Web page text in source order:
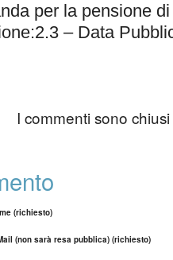
per la pensione
– Data
I commenti sono chiusi
(richiesto)
(non sarà resa pubblica) (richiesto)